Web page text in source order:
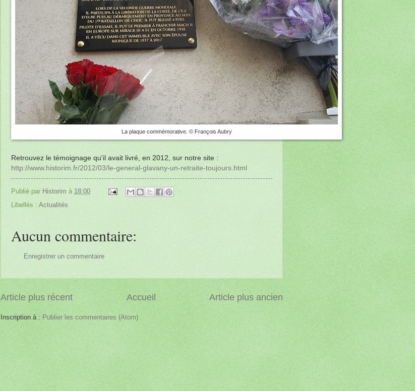
La plaque commémorative. © François Aubry
Retrouvez le témoignage qu'il avait livré, en 2012, sur notre site :
http://www.historim.fr/2012/03/le-general-glavany-un-retraite-toujours.html
Publié par Historim à 18:00
Libellés : Actualités
Aucun commentaire:
Enregistrer un commentaire
Article plus récent Article plus ancien
Accueil
Inscription à : Publier les commentaires (Atom)